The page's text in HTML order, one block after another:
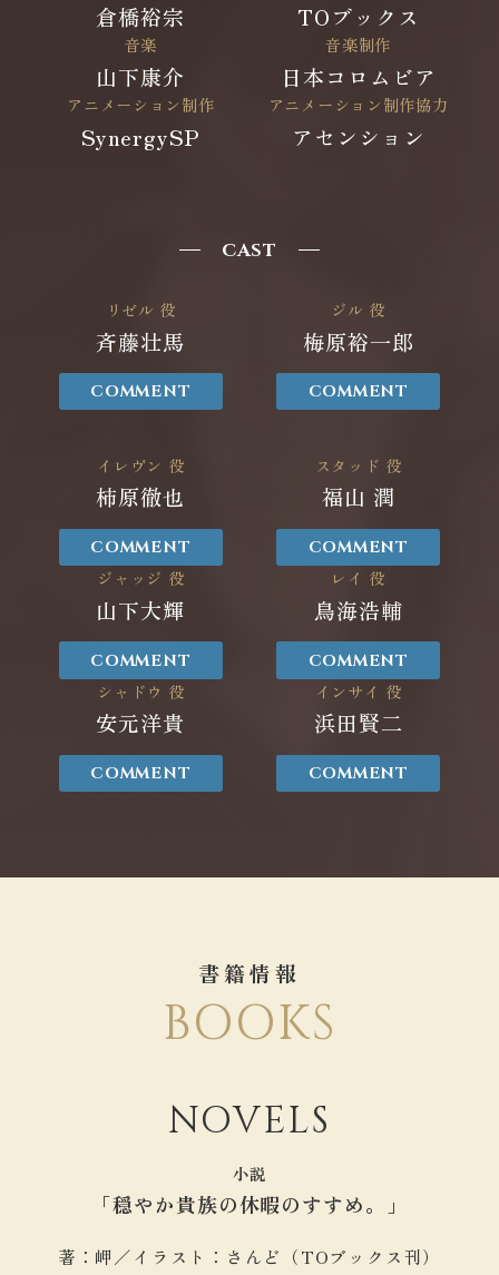
倉橋裕宗 TOブックス
音楽
山下康介
音楽制作
日本コロムビア
アニメーション制作
SynergySP
アニメーション制作協力
アセンション
CAST
リゼル 役
斉藤壮馬
COMMENT
ジル 役
梅原裕一郎
COMMENT
イレヴン 役
柿原徹也
COMMENT
スタッド 役
福山 潤
COMMENT
ジャッジ 役
山下大輝
COMMENT
レイ 役
鳥海浩輔
COMMENT
シャドウ 役
安元洋貴
COMMENT
インサイ 役
浜田賢二
COMMENT
書籍情報
BOOKS
NOVELS
小説
「穏やか貴族の休暇のすすめ。」
著：岬／イラスト：さんど（TOブックス刊）